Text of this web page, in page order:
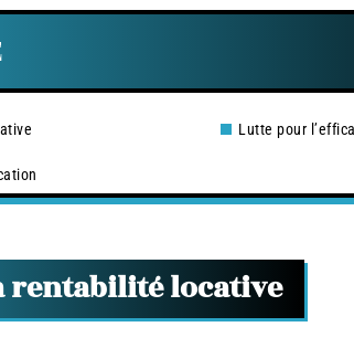
Lutte pour
rentabilité locative